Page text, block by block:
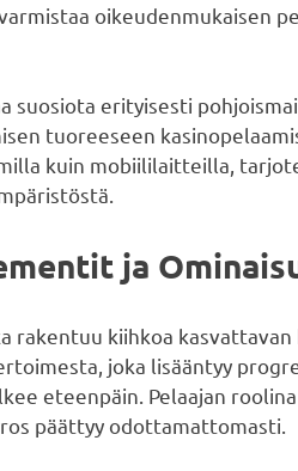
oikeudenmukaisen
suosiota erityisesti
tuoreeseen
kuin mobiililaitteilla,
ja
rakentuu kiihkoa
joka lisääntyy
eteenpäin. Pelaajan
päättyy odottamattomasti.